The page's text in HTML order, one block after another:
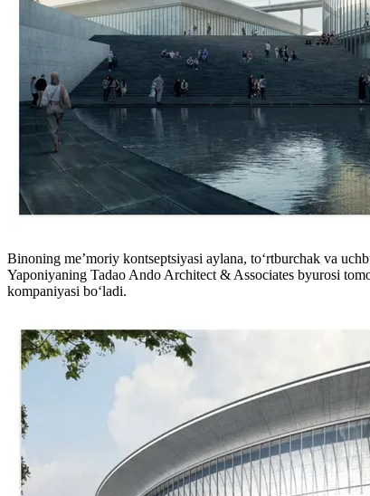
Binoning me’moriy kontseptsiyasi aylana, toʻrtburchak va
Yaponiyaning Tadao Ando Architect & Associates byurosi
kompaniyasi boʻladi.